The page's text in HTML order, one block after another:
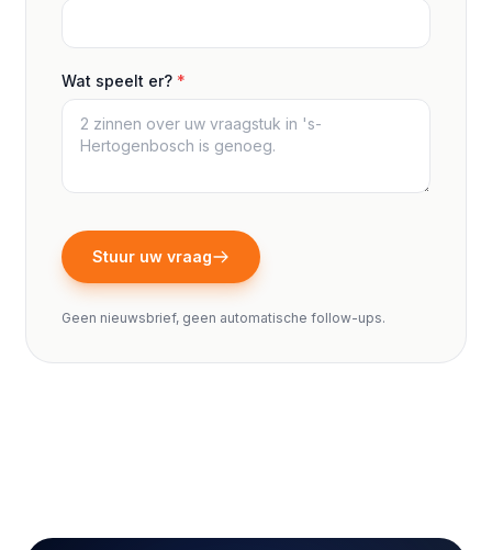
Wat speelt er? *
Stuur uw vraag
Geen nieuwsbrief, geen automatische follow-ups.